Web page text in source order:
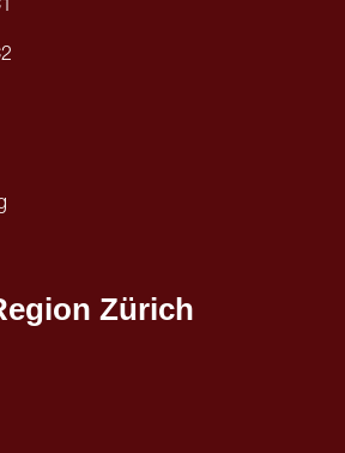
Zürich